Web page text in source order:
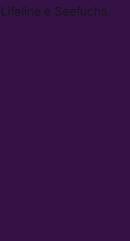
Lifeline e Seefuchs.